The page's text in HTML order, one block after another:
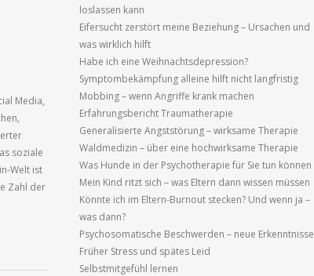
Media,
soziale
Welt ist
Zahl der
loslassen kann
Eifersucht zerstört meine Beziehung – Ursachen und
was wirklich hilft
Habe ich eine Weihnachtsdepression?
Symptombekämpfung alleine hilft nicht langfristig
Mobbing – wenn Angriffe krank machen
Erfahrungsbericht Traumatherapie
Generalisierte Angststörung – wirksame Therapie
Waldmedizin – über eine hochwirksame Therapie
Was Hunde in der Psychotherapie für Sie tun können
Mein Kind ritzt sich – was Eltern dann wissen müssen
Könnte ich im Eltern-Burnout stecken? Und wenn ja –
was dann?
Psychosomatische Beschwerden – neue Erkenntnisse
Früher Stress und spätes Leid
Selbstmitgefühl lernen